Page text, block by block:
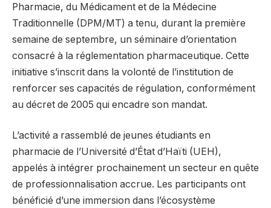
Pharmacie, du Médicament et de la Médecine
Traditionnelle (DPM/MT) a tenu, durant la première
semaine de septembre, un séminaire d’orientation
consacré à la réglementation pharmaceutique. Cette
initiative s’inscrit dans la volonté de l’institution de
renforcer ses capacités de régulation, conformément
au décret de 2005 qui encadre son mandat.
L’activité a rassemblé de jeunes étudiants en
pharmacie de l’Université d’État d’Haïti (UEH),
appelés à intégrer prochainement un secteur en quête
de professionnalisation accrue. Les participants ont
bénéficié d’une immersion dans l’écosystème